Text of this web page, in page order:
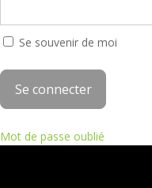
Se souvenir de moi
Mot de passe oublié